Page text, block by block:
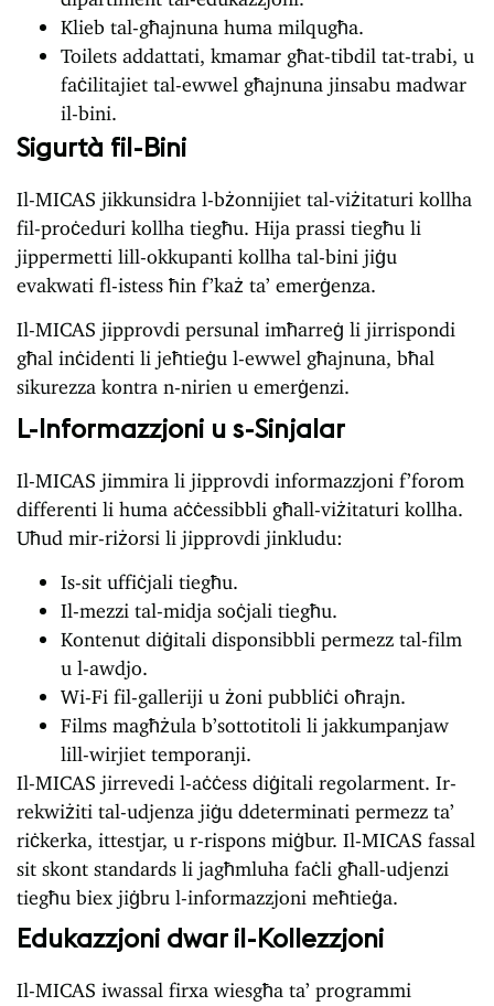
Klieb tal-għajnuna huma milqugħa.
Toilets addattati, kmamar għat-tibdil tat-trabi, u
faċilitajiet tal-ewwel għajnuna jinsabu madwar
il-bini.
Sigurtà fil-Bini
Il-MICAS jikkunsidra l-bżonnijiet tal-viżitaturi kollha
fil-proċeduri kollha tiegħu. Hija prassi tiegħu li
jippermetti lill-okkupanti kollha tal-bini jiġu
evakwati fl-istess ħin f’każ ta’ emerġenza.
Il-MICAS jipprovdi persunal imħarreġ li jirrispondi
għal inċidenti li jeħtieġu l-ewwel għajnuna, bħal
sikurezza kontra n-nirien u emerġenzi.
L-Informazzjoni u s-Sinjalar
Il-MICAS jimmira li jipprovdi informazzjoni f’forom
differenti li huma aċċessibbli għall-viżitaturi kollha.
Uħud mir-riżorsi li jipprovdi jinkludu:
Is-sit uffiċjali tiegħu.
Il-mezzi tal-midja soċjali tiegħu.
Kontenut diġitali disponsibbli permezz tal-film
u l-awdjo.
Wi-Fi fil-galleriji u żoni pubbliċi oħrajn.
Films magħżula b’sottotitoli li jakkumpanjaw
lill-wirjiet temporanji.
Il-MICAS jirrevedi l-aċċess diġitali regolarment. Ir-
rekwiżiti tal-udjenza jiġu ddeterminati permezz ta’
riċkerka, ittestjar, u r-rispons miġbur. Il-MICAS fassal
sit skont standards li jagħmluha faċli għall-udjenzi
tiegħu biex jiġbru l-informazzjoni meħtieġa.
Edukazzjoni dwar il-Kollezzjoni
Il-MICAS iwassal firxa wiesgħa ta’ programmi